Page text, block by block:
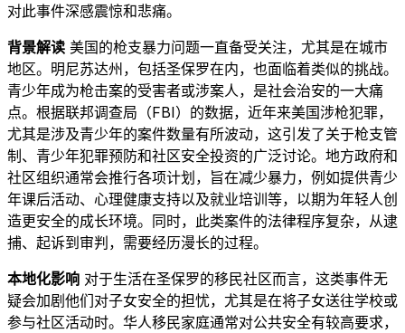
对此事件深感震惊和悲痛。
背景解读 美国的枪支暴力问题一直备受关注，尤其是在城市
地区。明尼苏达州，包括圣保罗在内，也面临着类似的挑战。
青少年成为枪击案的受害者或涉案人，是社会治安的一大痛
点。根据联邦调查局（FBI）的数据，近年来美国涉枪犯罪，
尤其是涉及青少年的案件数量有所波动，这引发了关于枪支管
制、青少年犯罪预防和社区安全投资的广泛讨论。地方政府和
社区组织通常会推行各项计划，旨在减少暴力，例如提供青少
年课后活动、心理健康支持以及就业培训等，以期为年轻人创
造更安全的成长环境。同时，此类案件的法律程序复杂，从逮
捕、起诉到审判，需要经历漫长的过程。
本地化影响 对于生活在圣保罗的移民社区而言，这类事件无
疑会加剧他们对子女安全的担忧，尤其是在将子女送往学校或
参与社区活动时。华人移民家庭通常对公共安全有较高要求，